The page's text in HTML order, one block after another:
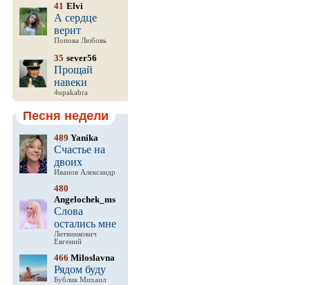
41 Elvi
А сердце
верит
Попова Любовь
35 sever56
Прощай
навеки
4upakabra
Песня недели
489 Yanika
Счастье на
двоих
Иванов Александр
480
Angelochek_ms
Слова
остались мне
Литвинкович
Евгений
466 Miloslavna
Рядом буду
Бублик Михаил